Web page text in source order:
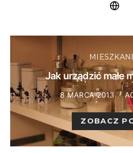
Jak urządzić małe
8 MARCA 2013
ZOBACZ